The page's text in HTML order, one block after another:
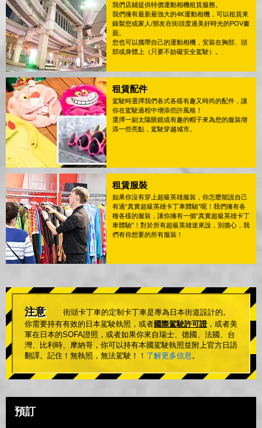
我們店鋪提供特價運動相機租賃服務。
我們擁有最新最強大的4K運動相機，可以租賃來
錄製您或家人/朋友在街頭度過美好時光的POV畫
面。
您也可以攜帶自己的運動相機，安裝在胸部、頭
部或身體上（只要不妨礙安全駕駛）。
租賃配件
駕駛時選擇我們各式各樣有趣又時尚的配件，讓
你在駕駛過程中增添些許風格！
選擇一副太陽眼鏡或有趣的帽子來為您的服裝增
添一些亮點，駕駛穿越城市。
租賃服裝
如果你沒有穿上超級英雄服裝，你怎麼能說自己
有過“真實超級英雄卡丁車體驗”呢！我們擁有各
種各樣的服裝，讓你擁有一個“真實超級英雄卡丁
車體驗”！對於所有超級英雄迷來說，別擔心，我
們有你想要的所有服裝！
注意
街頭卡丁車的定制卡丁車是專為日本街道設計的。
你需要持有有效的日本駕駛執照，或者國際駕駛許可證 ，或者美
軍在日本的SOFA證照，或者如果你來自瑞士、德國、法國、台
灣、比利時、摩納哥，你可以持有本國駕駛執照並附上官方日語
翻譯。記住！無執照，無法駕駛！！ 了解更多信息 。
預訂